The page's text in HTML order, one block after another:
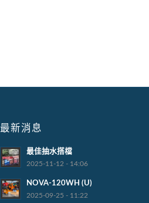
最新消息
最佳抽水搭檔
2025-11-12 - 14:06
NOVA-120WH (U)
2025-09-25 - 11:22